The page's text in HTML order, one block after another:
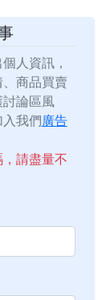
人資訊，
商品買賣
論區風
我們廣告
請盡量不